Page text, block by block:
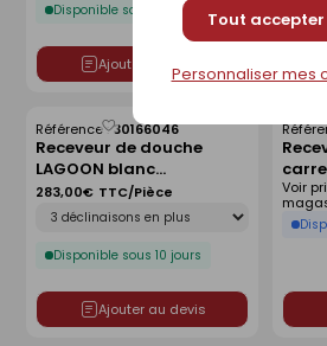
Tout accepter
Personnaliser mes
Disponible sous 10 jours
Ajouter au devis
Receveur de douche
LAGOON blanc
antidérapant - 80 x 80
cm
Référence :30166046
Disponible sous 10 jours
283,00€ TTC/Pièce
Ajouter au devis
Enregistrer
comme
liste
Voir